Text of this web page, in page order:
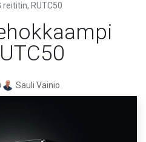
RUTC50
Sauli Vainio